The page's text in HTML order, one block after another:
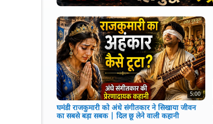
5:00
घमंडी राजकुमारी को अंधे संगीतकार ने सिखाया जीवन
का सबसे बड़ा सबक | दिल छू लेने वाली कहानी